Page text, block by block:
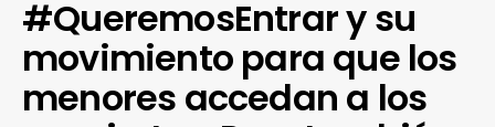
#QueremosEntrar y su
movimiento para que los
menores accedan a los